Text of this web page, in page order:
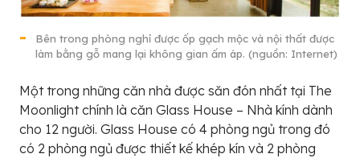
Bên trong phòng nghỉ được ốp gạch mộc và nội thất được
làm bằng gỗ mang lại không gian ấm áp. (nguồn: Internet)
Một trong những căn nhà được săn đón nhất tại The
Moonlight chính là căn Glass House – Nhà kính dành
cho 12 người. Glass House có 4 phòng ngủ trong đó
có 2 phòng ngủ được thiết kế khép kín và 2 phòng